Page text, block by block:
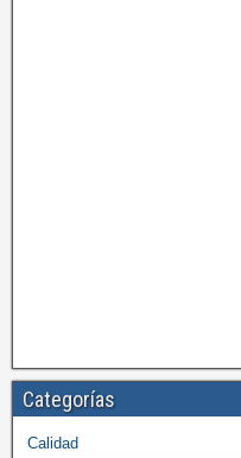
Categorías
Calidad